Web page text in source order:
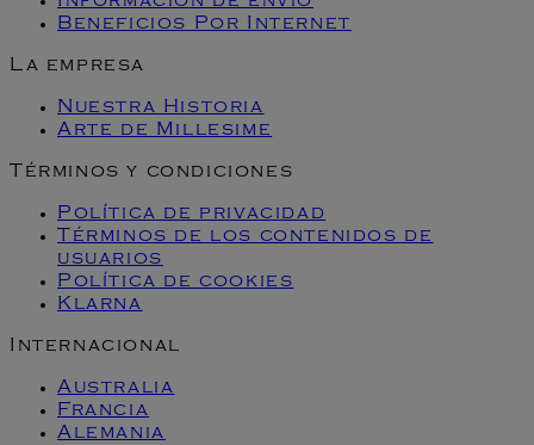
Beneficios Por Internet
La empresa
Nuestra Historia
Arte de Millesime
Términos y condiciones
Política de privacidad
Términos de los contenidos de
usuarios
Política de cookies
Klarna
Internacional
Australia
Francia
Alemania